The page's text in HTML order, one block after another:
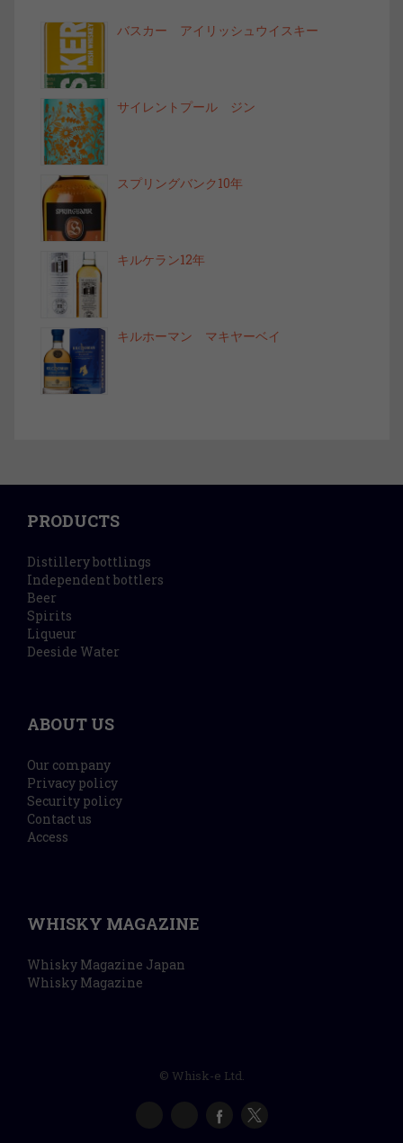
バスカー アイリッシュウイスキー
サイレントプール ジン
スプリングバンク10年
キルケラン12年
キルホーマン マキヤーベイ
PRODUCTS
Distillery bottlings
Independent bottlers
Beer
Spirits
Liqueur
Deeside Water
ABOUT US
Our company
Privacy policy
Security policy
Contact us
Access
WHISKY MAGAZINE
Whisky Magazine Japan
Whisky Magazine
© Whisk-e Ltd.